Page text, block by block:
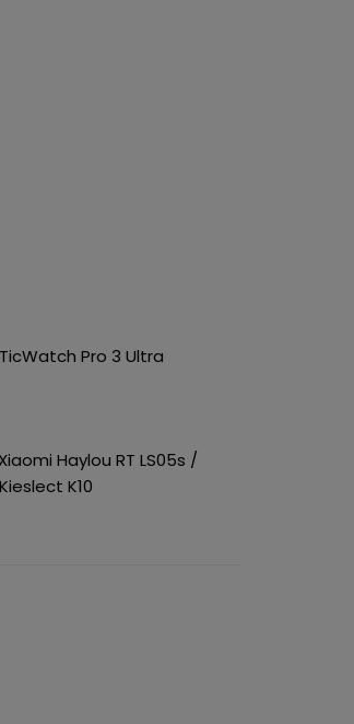
Pro 3 Ultra
Haylou RT LS05s /
K10